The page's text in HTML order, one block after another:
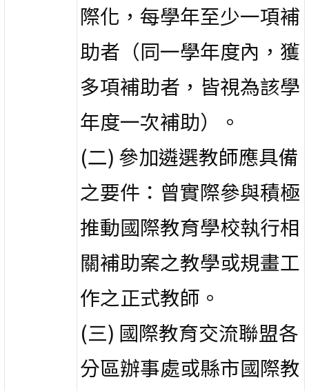
際化，每學年至少一項補
助者（同一學年度內，獲
多項補助者，皆視為該學
年度一次補助）。
(二) 參加遴選教師應具備
之要件：曾實際參與積極
推動國際教育學校執行相
關補助案之教學或規畫工
作之正式教師。
(三) 國際教育交流聯盟各
分區辦事處或縣市國際教